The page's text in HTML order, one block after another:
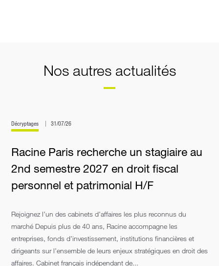
Nos autres actualités
Décryptages 31/07/26
Racine Paris recherche un stagiaire au
2nd semestre 2027 en droit fiscal
personnel et patrimonial H/F
Rejoignez l’un des cabinets d’affaires les plus reconnus du
marché Depuis plus de 40 ans, Racine accompagne les
entreprises, fonds d’investissement, institutions financières et
dirigeants sur l’ensemble de leurs enjeux stratégiques en droit des
affaires. Cabinet français indépendant de...